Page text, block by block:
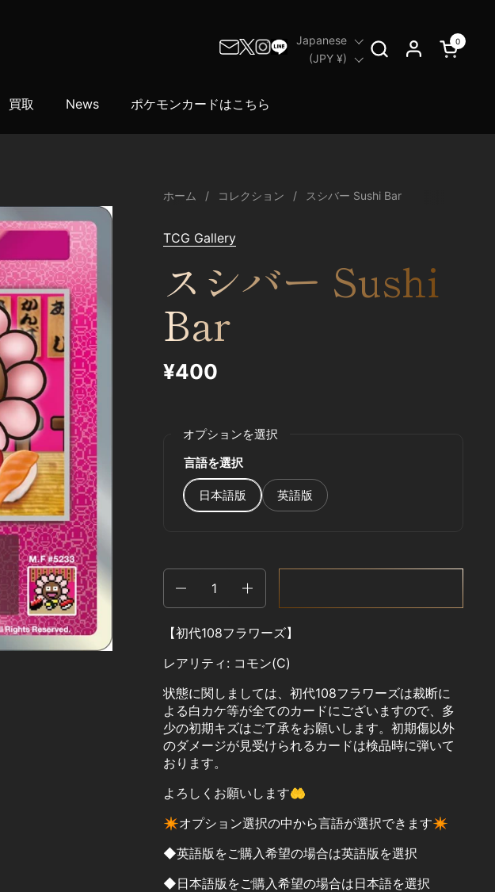
言語
Japanese
国/地域
(JPY ¥)
カートを
0
買取 News ポケモンカードはこちら
ホーム / コレクション / スシバー Sushi Bar
TCG Gallery
スシバー Sushi
Bar
¥400
オプションを選択
言語を選択
日本語版 英語版
【初代108フラワーズ】
レアリティ: コモン(C)
状態に関しましては、初代108フラワーズは裁断に
よる白カケ等が全てのカードにございますので、多
少の初期キズはご了承をお願いします。初期傷以外
のダメージが見受けられるカードは検品時に弾いて
おります。
よろしくお願いします🤲
✴︎オプション選択の中から言語が選択できます✴︎
◆英語版をご購入希望の場合は英語版を選択
◆日本語版をご購入希望の場合は日本語を選択